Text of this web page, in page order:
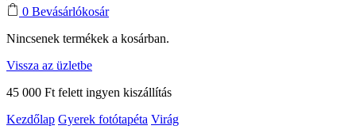
0 Bevásárlókosár
Nincsenek termékek a kosárban.
Vissza az üzletbe
45 000 Ft felett ingyen kiszállítás
Kezdőlap Gyerek fotótapéta Virág